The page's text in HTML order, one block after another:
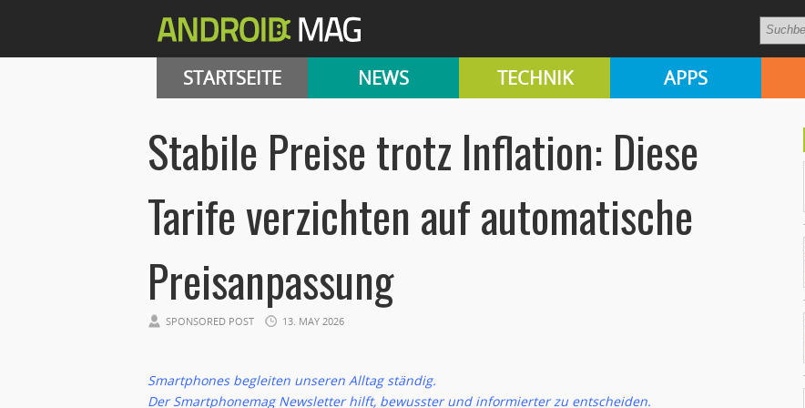
STARTSEITE NEWS TECHNIK APPS
Stabile Preise trotz Inflation: Diese
Tarife verzichten auf automatische
Preisanpassung
SPONSORED POST 13. MAY 2026
Smartphones begleiten unseren Alltag ständig.
Der Smartphonemag Newsletter hilft, bewusster und informierter zu entscheiden.